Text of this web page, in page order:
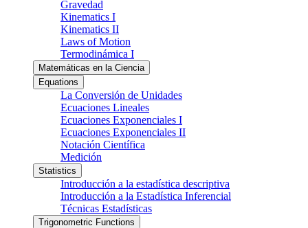
Gravedad
Kinematics I
Kinematics II
Laws of Motion
Termodinámica I
Matemáticas en la Ciencia
Equations
La Conversión de Unidades
Ecuaciones Lineales
Ecuaciones Exponenciales I
Ecuaciones Exponenciales II
Notación Científica
Medición
Statistics
Introducción a la estadística descriptiva
Introducción a la Estadística Inferencial
Técnicas Estadísticas
Trigonometric Functions